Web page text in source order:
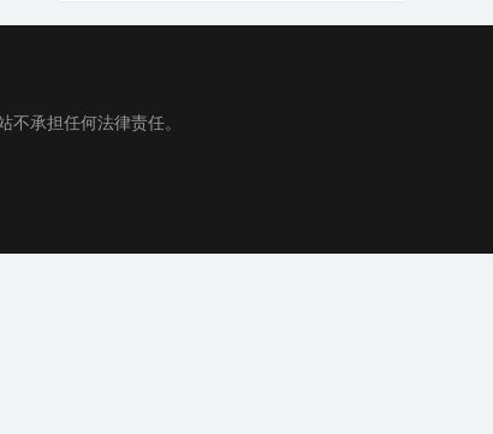
承担任何法律责任。